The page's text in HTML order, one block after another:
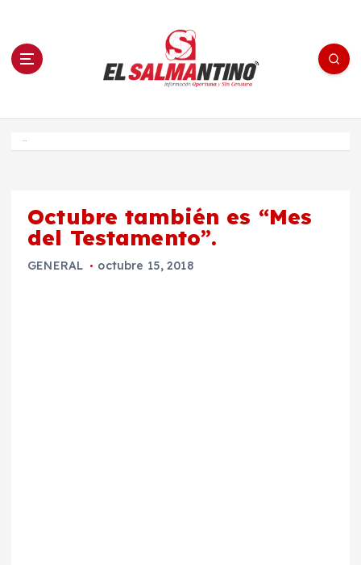
n El Salmantino - medios/noticias/editorial
Octubre también es “Mes
del Testamento”.
GENERAL octubre 15, 2018